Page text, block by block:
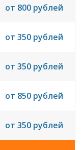
от 800 рублей
от 350 рублей
от 350 рублей
от 850 рублей
от 350 рублей